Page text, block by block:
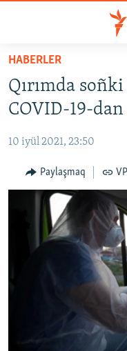
Esas
qaytmaq
Baş
qaytmaq
qaytmaq
HABERLER
SİYASET
CEMİYET
MEDENİYET
İNSAN AQLARI
SÜRET
HABERLER
Qırımda
COVID-19-
10 iyül 2021, 23:50
Paylaşmaq